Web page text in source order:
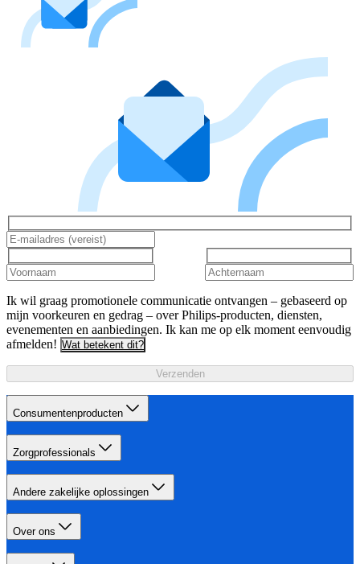
Ik wil graag promotionele communicatie ontvangen – gebaseerd op
mijn voorkeuren en gedrag – over Philips-producten, diensten,
evenementen en aanbiedingen. Ik kan me op elk moment eenvoudig
afmelden! Wat betekent dit?
Verzenden
Consumentenproducten
Zorgprofessionals
Andere zakelijke oplossingen
Over ons